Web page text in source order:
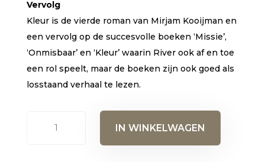
Vervolg
Kleur is de vierde roman van Mirjam Kooijman en
een vervolg op de succesvolle boeken ‘Missie’,
‘Onmisbaar’ en ‘Kleur’ waarin River ook af en toe
een rol speelt, maar de boeken zijn ook goed als
losstaand verhaal te lezen.
IN WINKELWAGEN